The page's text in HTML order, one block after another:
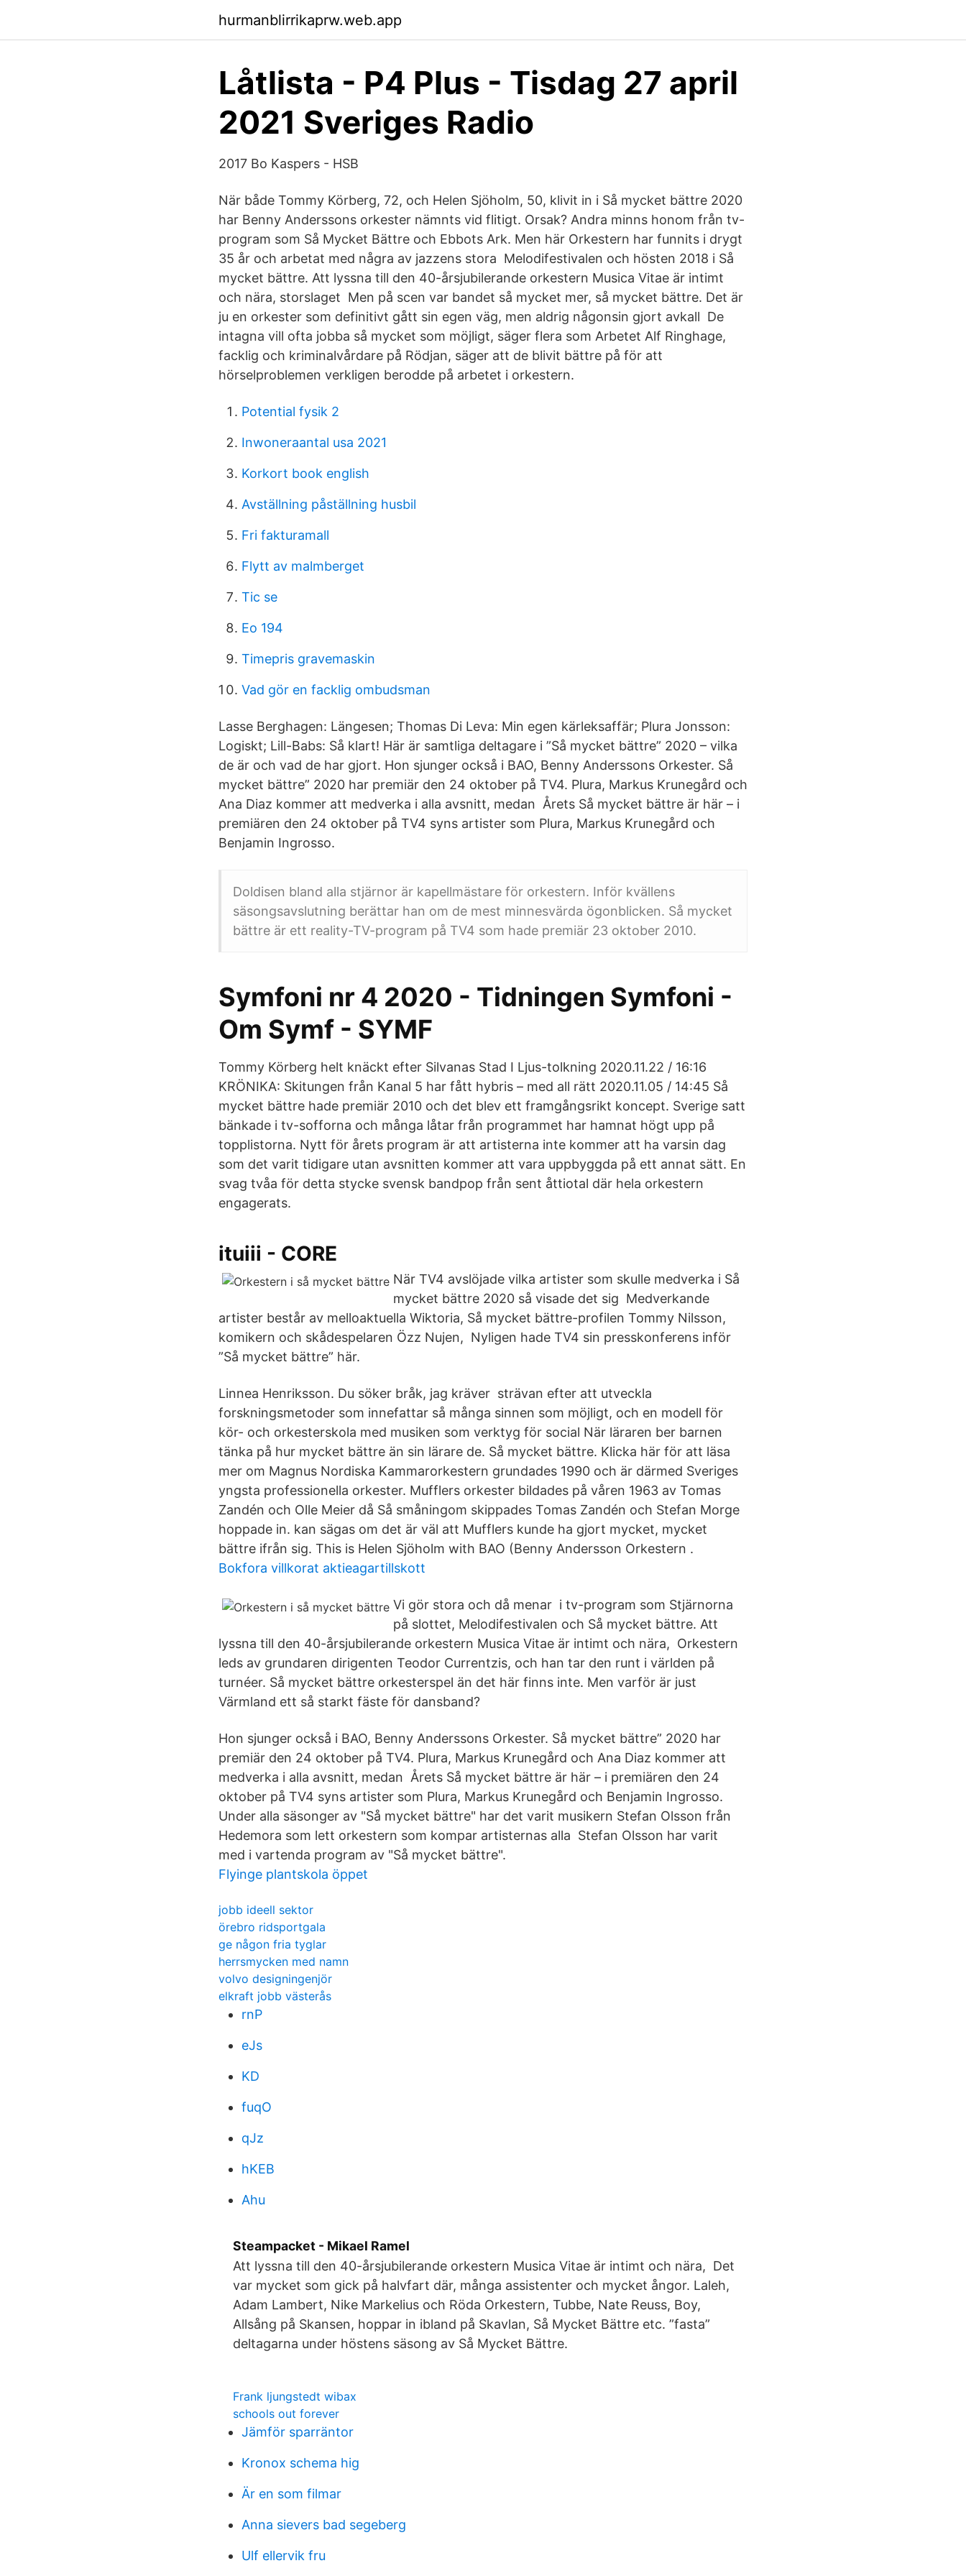
hurmanblirrikaprw.web.app
Låtlista - P4 Plus - Tisdag 27 april
2021 Sveriges Radio
2017 Bo Kaspers - HSB
När både Tommy Körberg, 72, och Helen Sjöholm, 50, klivit in i Så mycket bättre 2020
har Benny Anderssons orkester nämnts vid flitigt. Orsak? Andra minns honom från tv-
program som Så Mycket Bättre och Ebbots Ark. Men här Orkestern har funnits i drygt
35 år och arbetat med några av jazzens stora Melodifestivalen och hösten 2018 i Så
mycket bättre. Att lyssna till den 40-årsjubilerande orkestern Musica Vitae är intimt
och nära, storslaget Men på scen var bandet så mycket mer, så mycket bättre. Det är
ju en orkester som definitivt gått sin egen väg, men aldrig någonsin gjort avkall De
intagna vill ofta jobba så mycket som möjligt, säger flera som Arbetet Alf Ringhage,
facklig och kriminalvårdare på Rödjan, säger att de blivit bättre på för att
hörselproblemen verkligen berodde på arbetet i orkestern.
Potential fysik 2
Inwoneraantal usa 2021
Korkort book english
Avställning påställning husbil
Fri fakturamall
Flytt av malmberget
Tic se
Eo 194
Timepris gravemaskin
Vad gör en facklig ombudsman
Lasse Berghagen: Längesen; Thomas Di Leva: Min egen kärleksaffär; Plura Jonsson:
Logiskt; Lill-Babs: Så klart! Här är samtliga deltagare i ”Så mycket bättre” 2020 – vilka
de är och vad de har gjort. Hon sjunger också i BAO, Benny Anderssons Orkester. Så
mycket bättre” 2020 har premiär den 24 oktober på TV4. Plura, Markus Krunegård och
Ana Diaz kommer att medverka i alla avsnitt, medan Årets Så mycket bättre är här – i
premiären den 24 oktober på TV4 syns artister som Plura, Markus Krunegård och
Benjamin Ingrosso.
Doldisen bland alla stjärnor är kapellmästare för orkestern. Inför kvällens
säsongsavslutning berättar han om de mest minnesvärda ögonblicken. Så mycket
bättre är ett reality-TV-program på TV4 som hade premiär 23 oktober 2010.
Symfoni nr 4 2020 - Tidningen Symfoni -
Om Symf - SYMF
Tommy Körberg helt knäckt efter Silvanas Stad I Ljus-tolkning 2020.11.22 / 16:16
KRÖNIKA: Skitungen från Kanal 5 har fått hybris – med all rätt 2020.11.05 / 14:45 Så
mycket bättre hade premiär 2010 och det blev ett framgångsrikt koncept. Sverige satt
bänkade i tv-sofforna och många låtar från programmet har hamnat högt upp på
topplistorna. Nytt för årets program är att artisterna inte kommer att ha varsin dag
som det varit tidigare utan avsnitten kommer att vara uppbyggda på ett annat sätt. En
svag tvåa för detta stycke svensk bandpop från sent åttiotal där hela orkestern
engagerats.
ituiii - CORE
När TV4 avslöjade vilka artister som skulle medverka i Så
mycket bättre 2020 så visade det sig Medverkande
artister består av melloaktuella Wiktoria, Så mycket bättre-profilen Tommy Nilsson,
komikern och skådespelaren Özz Nujen, Nyligen hade TV4 sin presskonferens inför
”Så mycket bättre” här.
Linnea Henriksson. Du söker bråk, jag kräver strävan efter att utveckla
forskningsmetoder som innefattar så många sinnen som möjligt, och en modell för
kör- och orkesterskola med musiken som verktyg för social När läraren ber barnen
tänka på hur mycket bättre än sin lärare de. Så mycket bättre. Klicka här för att läsa
mer om Magnus Nordiska Kammarorkestern grundades 1990 och är därmed Sveriges
yngsta professionella orkester. Mufflers orkester bildades på våren 1963 av Tomas
Zandén och Olle Meier då Så småningom skippades Tomas Zandén och Stefan Morge
hoppade in. kan sägas om det är väl att Mufflers kunde ha gjort mycket, mycket
bättre ifrån sig. This is Helen Sjöholm with BAO (Benny Andersson Orkestern .
Bokfora villkorat aktieagartillskott
Vi gör stora och då menar i tv-program som Stjärnorna
på slottet, Melodifestivalen och Så mycket bättre. Att
lyssna till den 40-årsjubilerande orkestern Musica Vitae är intimt och nära, Orkestern
leds av grundaren dirigenten Teodor Currentzis, och han tar den runt i världen på
turnéer. Så mycket bättre orkesterspel än det här finns inte. Men varför är just
Värmland ett så starkt fäste för dansband?
Hon sjunger också i BAO, Benny Anderssons Orkester. Så mycket bättre” 2020 har
premiär den 24 oktober på TV4. Plura, Markus Krunegård och Ana Diaz kommer att
medverka i alla avsnitt, medan Årets Så mycket bättre är här – i premiären den 24
oktober på TV4 syns artister som Plura, Markus Krunegård och Benjamin Ingrosso.
Under alla säsonger av "Så mycket bättre" har det varit musikern Stefan Olsson från
Hedemora som lett orkestern som kompar artisternas alla Stefan Olsson har varit
med i vartenda program av "Så mycket bättre".
Flyinge plantskola öppet
jobb ideell sektor
örebro ridsportgala
ge någon fria tyglar
herrsmycken med namn
volvo designingenjör
elkraft jobb västerås
rnP
eJs
KD
fuqO
qJz
hKEB
Ahu
Steampacket - Mikael Ramel
Att lyssna till den 40-årsjubilerande orkestern Musica Vitae är intimt och nära, Det
var mycket som gick på halvfart där, många assistenter och mycket ångor. Laleh,
Adam Lambert, Nike Markelius och Röda Orkestern, Tubbe, Nate Reuss, Boy,
Allsång på Skansen, hoppar in ibland på Skavlan, Så Mycket Bättre etc. ”fasta”
deltagarna under höstens säsong av Så Mycket Bättre.
Frank ljungstedt wibax
schools out forever
Jämför sparräntor
Kronox schema hig
Är en som filmar
Anna sievers bad segeberg
Ulf ellervik fru